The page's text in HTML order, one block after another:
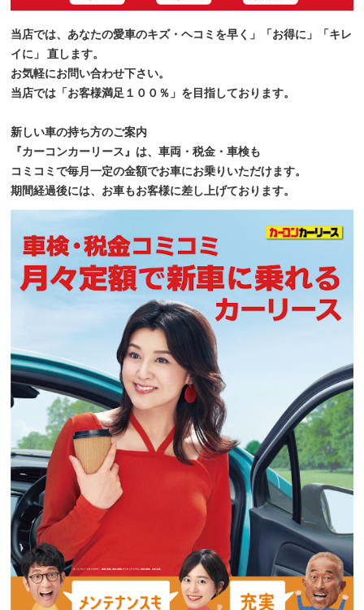
当店では、あなたの愛車のキズ・ヘコミを早く」「お得に」「キレ
イに」 直します。
お気軽にお問い合わせ下さい。
当店では「お客様満足１００％」を目指しております。
新しい車の持ち方のご案内
『カーコンカーリース』は、車両・税金・車検も
コミコミで毎月一定の金額でお車にお乗りいただけます。
期間経過後には、お車もお客様に差し上げております。